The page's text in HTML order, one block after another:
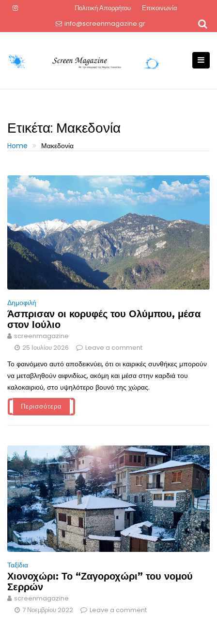
Πολιτική Απορρήτου
Επικοινωνία
info@screenmagazine.gr
Ετικέτα: Μακεδονία
Home Μακεδονία
Δημοφιλή
Άσπρισαν οι κορυφές του Ολύμπου, μέσα
στον Ιούλιο
screenmagazine
25 Ιουλίου 2026
Leave a comment
Το φαινόμενο αυτό αποδεικνύει, ότι οι καιρικές συνθήκες μπορούν
να μεταβληθούν αιφνιδίως, ακόμη και μέσα στην καρδιά του
καλοκαιριού, στο υψηλότερο βουνό της χώρας.
Περισσότερα
Ταξίδια
Χιονοχώρι: Το “Ζαγοροχώρι” του νομού
Σερρών
screenmagazine
7 Νοεμβρίου 2022
Leave a comment